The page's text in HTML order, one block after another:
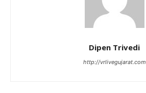
Dipen Trivedi
http://vrlivegujarat.com